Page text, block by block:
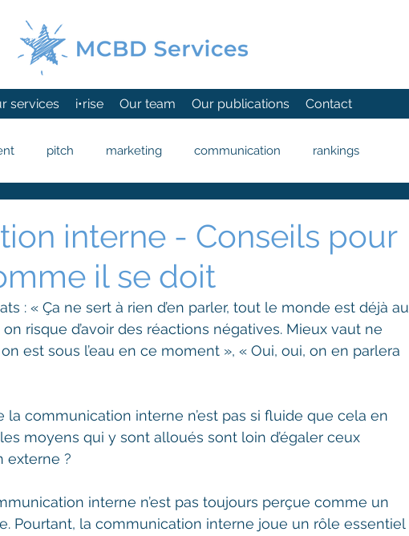
services i•rise Our team Our publications Contact
pitch marketing communication rankings
interne - Conseils pour
il se doit
: « Ça ne sert à rien d’en parler, tout le monde est déjà au
risque d’avoir des réactions négatives. Mieux vaut ne
est sous l’eau en ce moment », « Oui, oui, on en parlera
communication interne n’est pas si fluide que cela en
moyens qui y sont alloués sont loin d’égaler ceux
externe ?
interne n’est pas toujours perçue comme un
Pourtant, la communication interne joue un rôle essentiel